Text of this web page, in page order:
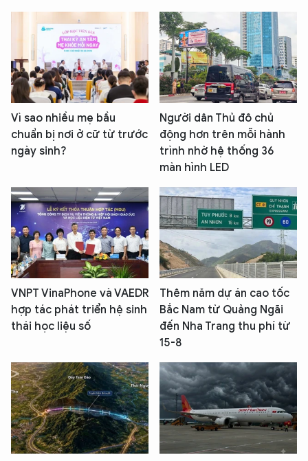
Vì sao nhiều mẹ bầu
chuẩn bị nơi ở cữ từ trước
ngày sinh?
Người dân Thủ đô chủ
động hơn trên mỗi hành
trình nhờ hệ thống 36
màn hình LED
VNPT VinaPhone và VAEDR
hợp tác phát triển hệ sinh
thái học liệu số
Thêm năm dự án cao tốc
Bắc Nam từ Quảng Ngãi
đến Nha Trang thu phí từ
15-8